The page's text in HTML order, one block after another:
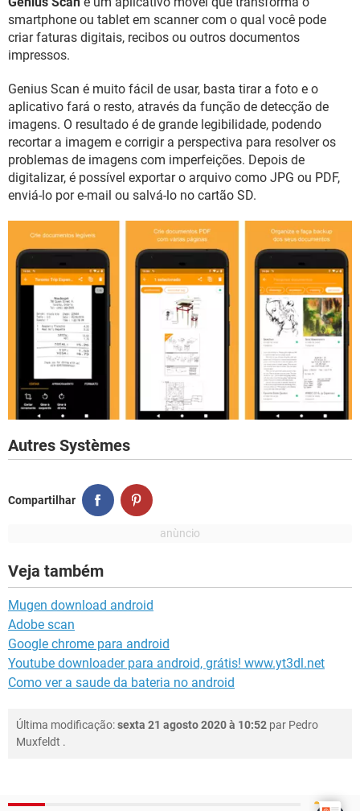
GUIA DE COMPRAS
smartphone ou tablet em scanner com o qual você pode
criar faturas digitais, recibos ou outros documentos
impressos.
Genius Scan é muito fácil de usar, basta tirar a foto e o
aplicativo fará o resto, através da função de detecção de
imagens. O resultado é de grande legibilidade, podendo
recortar a imagem e corrigir a perspectiva para resolver os
problemas de imagens com imperfeições. Depois de
digitalizar, é possível exportar o arquivo como JPG ou PDF,
enviá-lo por e-mail ou salvá-lo no cartão SD.
Autres Systèmes
Compartilhar
Veja também
Mugen download android
Adobe scan
Google chrome para android
Youtube downloader para android, grátis! www.yt3dl.net
Como ver a saude da bateria no android
Última modificação:sexta 21 agosto 2020 à 10:52 par Pedro
Muxfeldt .